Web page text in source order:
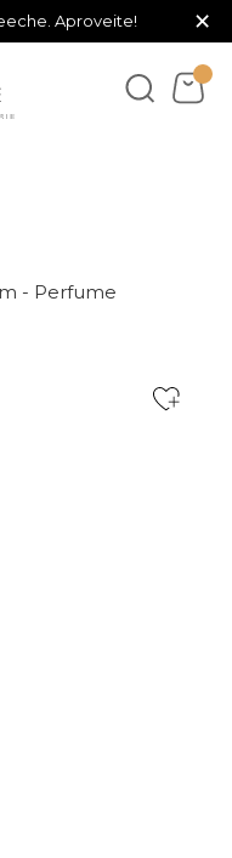
Aproveite! ×
- Perfume